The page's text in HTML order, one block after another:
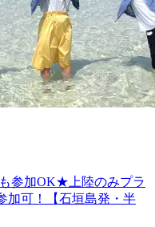
参加OK★上陸のみプラ
加可！【石垣島発・半